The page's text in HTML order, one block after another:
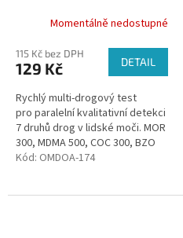
Momentálně nedostupné
115 Kč bez DPH
129 Kč DETAIL
Rychlý multi-drogový test
pro paralelní kvalitativní detekci
7 druhů drog v lidské moči. MOR
300, MDMA 500, COC 300, BZO
300, AMP 1000, MET 500, THC 50
Kód: OMDOA-174